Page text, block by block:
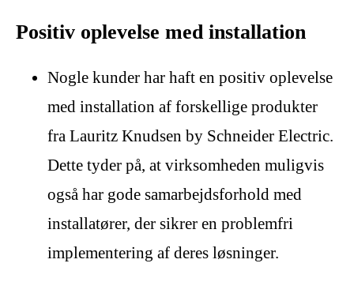
Positiv oplevelse med installation
Nogle kunder har haft en positiv oplevelse
med installation af forskellige produkter
fra Lauritz Knudsen by Schneider Electric.
Dette tyder på, at virksomheden muligvis
også har gode samarbejdsforhold med
installatører, der sikrer en problemfri
implementering af deres løsninger.